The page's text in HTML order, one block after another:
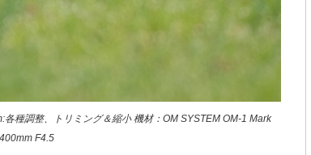
種調整、トリミング＆縮小 機材：OM SYSTEM OM-1 Mark
F4.5